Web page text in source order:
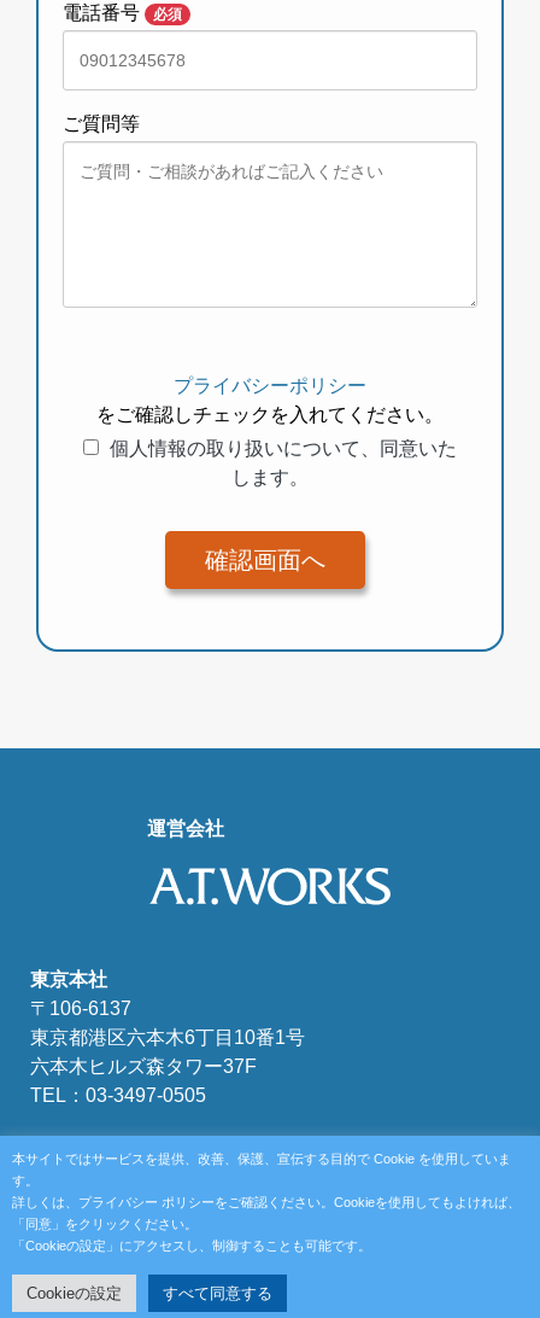
電話番号 必須
ご質問等
プライバシーポリシー
をご確認しチェックを入れてください。
個人情報の取り扱いについて、同意いた
します。
運営会社
東京本社
〒106-6137
東京都港区六本木6丁目10番1号
六本木ヒルズ森タワー37F
TEL：03-3497-0505
富山県富山市牛島新町4-5
TEL：076-439-6111
本サイトではサービスを提供、改善、保護、宣伝する目的で Cookie を使用していま
す。
詳しくは、プライバシー ポリシーをご確認ください。Cookieを使用してもよければ、
「同意」をクリックください。
「Cookieの設定」にアクセスし、制御することも可能です。
Cookieの設定 すべて同意する